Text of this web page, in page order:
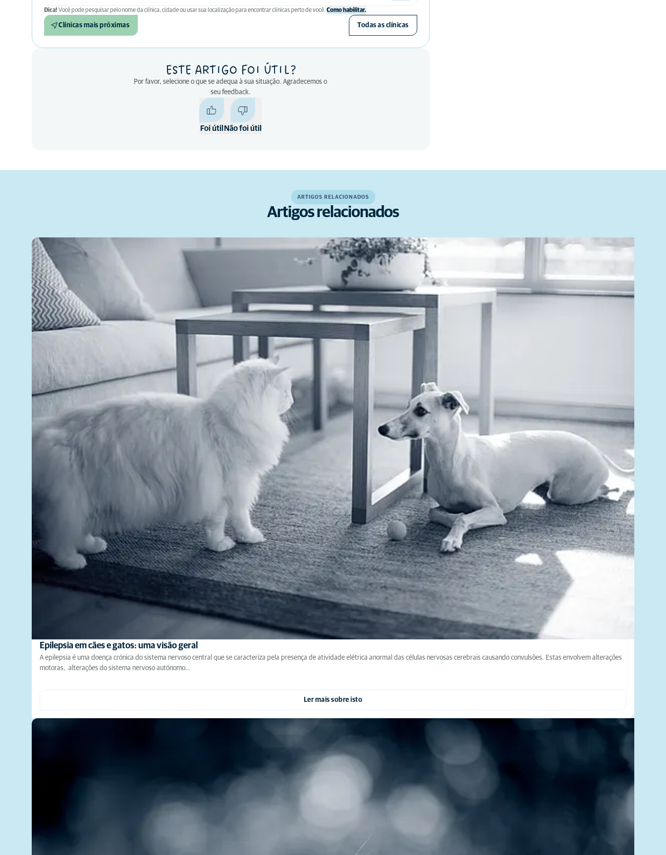
Dica! Você pode pesquisar pelo nome da clínica, cidade ou usar sua localização para encontrar clínicas perto de você. Como habilitar.
Clínicas mais próximas Todas as clínicas
ESTE ARTIGO FOI ÚTIL?
Por favor, selecione o que se adequa à sua situação. Agradecemos o
seu feedback.
Foi útil Não foi útil
ARTIGOS RELACIONADOS
Artigos relacionados
Epilepsia em cães e gatos: uma visão geral
A epilepsia é uma doença crónica do sistema nervoso central que se caracteriza pela presença de atividade elétrica anormal das células nervosas cerebrais causando convulsões. Estas envolvem alterações
motoras, alterações do sistema nervoso autónomo…
Ler mais sobre isto